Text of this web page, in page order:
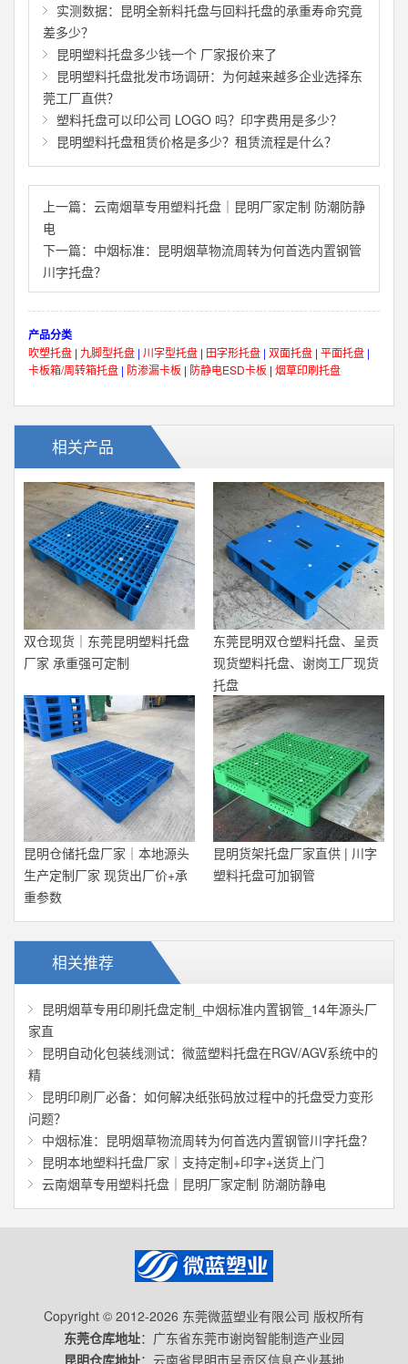
实测数据：昆明全新料托盘与回料托盘的承重寿命究竟
差多少？
昆明塑料托盘多少钱一个 厂家报价来了
昆明塑料托盘批发市场调研：为何越来越多企业选择东
莞工厂直供？
塑料托盘可以印公司 LOGO 吗？印字费用是多少？
昆明塑料托盘租赁价格是多少？租赁流程是什么？
上一篇： 云南烟草专用塑料托盘｜昆明厂家定制 防潮防静
电
下一篇： 中烟标准：昆明烟草物流周转为何首选内置钢管
川字托盘？
产品分类
吹塑托盘 | 九脚型托盘 | 川字型托盘 | 田字形托盘 | 双面托盘 | 平面托盘 |
卡板箱/周转箱托盘 | 防渗漏卡板 | 防静电ESD卡板 | 烟草印刷托盘
相关产品
双仓现货｜东莞昆明塑料托盘
厂家 承重强可定制
东莞昆明双仓塑料托盘、呈贡
现货塑料托盘、谢岗工厂现货
托盘
昆明仓储托盘厂家｜本地源头
生产定制厂家 现货出厂价+承
重参数
昆明货架托盘厂家直供 | 川字
塑料托盘可加钢管
相关推荐
昆明烟草专用印刷托盘定制_中烟标准内置钢管_14年源头厂
家直
昆明自动化包装线测试：微蓝塑料托盘在RGV/AGV系统中的
精
昆明印刷厂必备：如何解决纸张码放过程中的托盘受力变形
问题？
中烟标准：昆明烟草物流周转为何首选内置钢管川字托盘？
昆明本地塑料托盘厂家｜支持定制+印字+送货上门
云南烟草专用塑料托盘｜昆明厂家定制 防潮防静电
Copyright © 2012-2026 东莞微蓝塑业有限公司 版权所有
东莞仓库地址：广东省东莞市谢岗智能制造产业园
昆明仓库地址：云南省昆明市呈贡区信息产业基地